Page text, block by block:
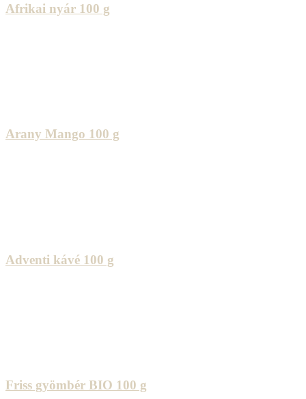
Afrikai nyár 100 g
Arany Mango 100 g
Adventi kávé 100 g
Friss gyömbér BIO 100 g